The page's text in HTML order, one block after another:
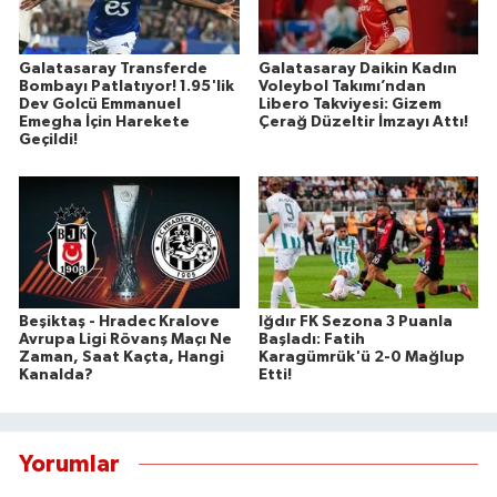
Galatasaray Transferde
Bombayı Patlatıyor! 1.95'lik
Dev Golcü Emmanuel
Emegha İçin Harekete
Geçildi!
Galatasaray Daikin Kadın
Voleybol Takımı’ndan
Libero Takviyesi: Gizem
Çerağ Düzeltir İmzayı Attı!
Beşiktaş - Hradec Kralove
Avrupa Ligi Rövanş Maçı Ne
Zaman, Saat Kaçta, Hangi
Kanalda?
Iğdır FK Sezona 3 Puanla
Başladı: Fatih
Karagümrük'ü 2-0 Mağlup
Etti!
Yorumlar